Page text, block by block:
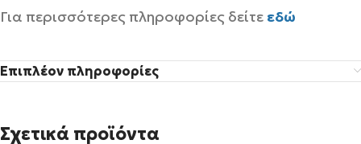
Για περισσότερες πληροφορίες δείτε εδώ
Επιπλέον πληροφορίες
Σχετικά προϊόντα